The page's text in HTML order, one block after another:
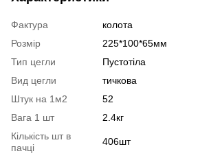
Фактура
колота
Розмір
225*100*65мм
Тип цегли
Пустотіла
Вид цегли
тичкова
Штук на 1м2
52
Вага 1 шт
2.4кг
Кількість шт в
пачці
406шт